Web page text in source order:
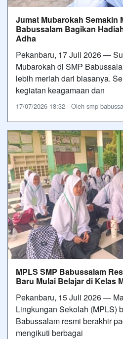
Jumat Mubarokah Semakin
Babussalam Bagikan
Adha
Pekanbaru, 17 Juli 2026 —
Mubarokah di SMP
lebih meriah dari biasanya.
kegiatan keagamaan dan
17/07/2026 18:32 - Oleh smp
MPLS SMP Babussalam
Baru Mulai Belajar di Kelas
Pekanbaru, 15 Juli 2026 —
Lingkungan Sekolah (MPLS)
Babussalam resmi berakhir
mengikuti berbagai